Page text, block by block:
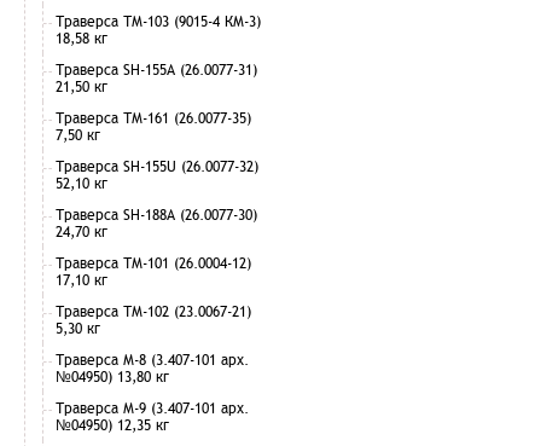
Траверса ТМ-103 (9015-4 КМ-3)
18,58 кг
Траверса SH-155А (26.0077-31)
21,50 кг
Траверса ТМ-161 (26.0077-35)
7,50 кг
Траверса SH-155U (26.0077-32)
52,10 кг
Траверса SH-188А (26.0077-30)
24,70 кг
Траверса ТМ-101 (26.0004-12)
17,10 кг
Траверса ТМ-102 (23.0067-21)
5,30 кг
Траверса М-8 (3.407-101 арх.
№04950) 13,80 кг
Траверса М-9 (3.407-101 арх.
№04950) 12,35 кг